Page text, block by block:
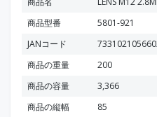
商品型番
5801-921
JANコード
商品の重量
200
商品の容量
3,366
商品の縦幅
85